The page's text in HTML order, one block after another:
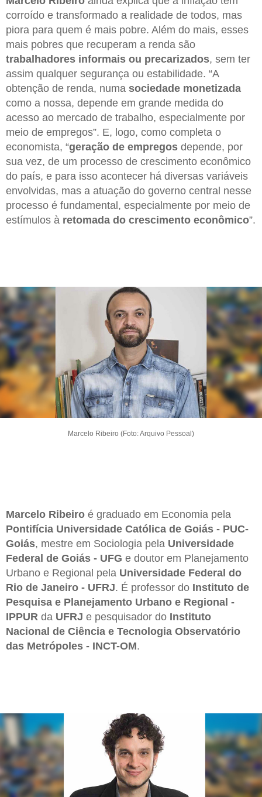
corroído e transformado a realidade de todos, mas
piora para quem é mais pobre. Além do mais, esses
mais pobres que recuperam a renda são
trabalhadores informais ou precarizados, sem ter
assim qualquer segurança ou estabilidade. “A
obtenção de renda, numa sociedade monetizada
como a nossa, depende em grande medida do
acesso ao mercado de trabalho, especialmente por
meio de empregos”. E, logo, como completa o
economista, “geração de empregos depende, por
sua vez, de um processo de crescimento econômico
do país, e para isso acontecer há diversas variáveis
envolvidas, mas a atuação do governo central nesse
processo é fundamental, especialmente por meio de
estímulos à retomada do crescimento econômico”.
Marcelo Ribeiro (Foto: Arquivo Pessoal)
Marcelo Ribeiro é graduado em Economia pela
Pontifícia Universidade Católica de Goiás - PUC-
Goiás, mestre em Sociologia pela Universidade
Federal de Goiás - UFG e doutor em Planejamento
Urbano e Regional pela Universidade Federal do
Rio de Janeiro - UFRJ. É professor do Instituto de
Pesquisa e Planejamento Urbano e Regional -
IPPUR da UFRJ e pesquisador do Instituto
Nacional de Ciência e Tecnologia Observatório
das Metrópoles - INCT-OM.